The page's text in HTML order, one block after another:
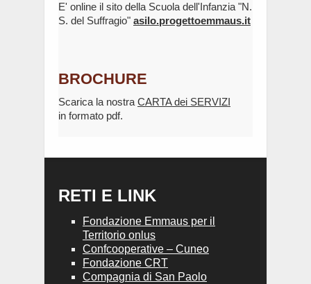
E' online il sito della Scuola dell'Infanzia "N.
S. del Suffragio" asilo.progettoemmaus.it
BROCHURE
Scarica la nostraCARTA dei SERVIZI
in formato pdf.
RETI E LINK
Fondazione Emmaus per il
Territorio onlus
Confcooperative – Cuneo
Fondazione CRT
Compagnia di San Paolo